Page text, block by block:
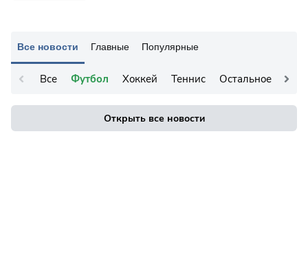
Все новости Главные Популярные
Все Футбол Хоккей Теннис Остальное
Открыть все новости